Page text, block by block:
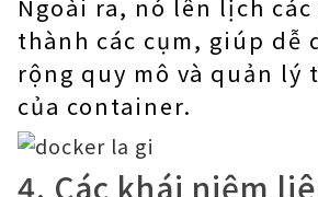
Ngoài ra, nó lên lịch
thành các cụm, giúp dễ
rộng quy mô và quản lý
của container.
4. Các khái niệm